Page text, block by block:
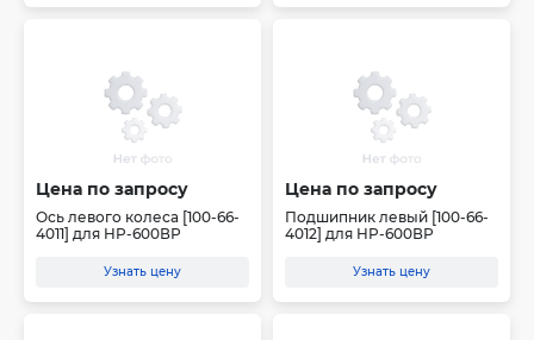
Цена по запросу
Ось левого колеса [100-66-
4011] для HP-600ВР
Узнать цену
Цена по запросу
Подшипник левый [100-66-
4012] для HP-600ВР
Узнать цену